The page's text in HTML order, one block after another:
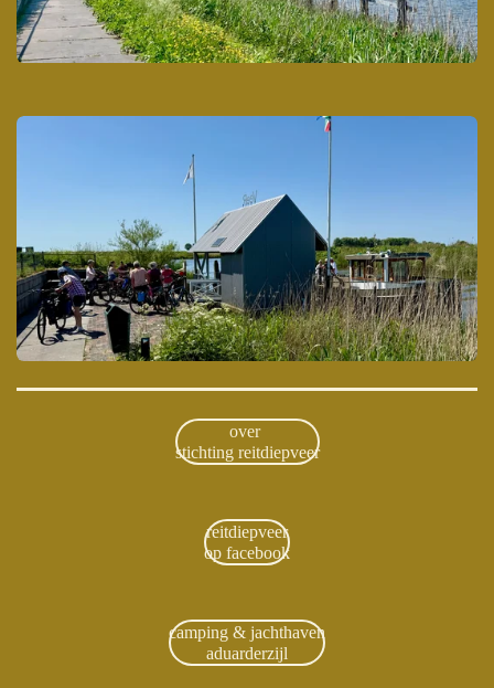
over
stichting reitdiepveer
reitdiepveer
op facebook
camping & jachthaven
aduarderzijl